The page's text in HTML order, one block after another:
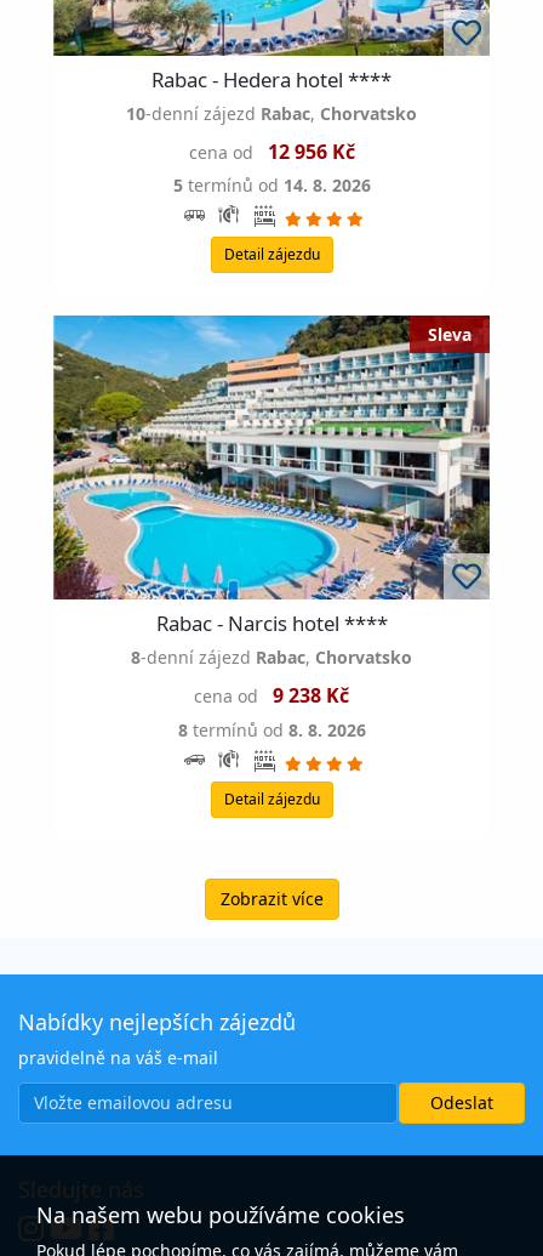
Rabac - Hedera hotel ****
10-denní zájezd Rabac, Chorvatsko
cena od
12 956 Kč
5termínů od 14. 8. 2026
Detail zájezdu
Rabac - Narcis hotel ****
8-denní zájezd Rabac, Chorvatsko
cena od
9 238 Kč
8termínů od 8. 8. 2026
Detail zájezdu
Zobrazit více
Nabídky nejlepších zájezdů
pravidelně na váš e-mail
Na našem webu používáme cookies
Pokud lépe pochopíme, co vás zajímá, můžeme vám